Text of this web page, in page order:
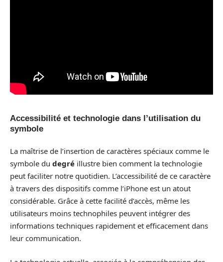
Accessibilité et technologie dans l’utilisation du
symbole
La maîtrise de l’insertion de caractères spéciaux comme le
symbole du degré illustre bien comment la technologie
peut faciliter notre quotidien. L’accessibilité de ce caractère
à travers des dispositifs comme l’iPhone est un atout
considérable. Grâce à cette facilité d’accès, même les
utilisateurs moins technophiles peuvent intégrer des
informations techniques rapidement et efficacement dans
leur communication.